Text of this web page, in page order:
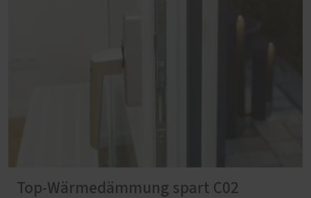
Top-Wärmedämmung spart C02